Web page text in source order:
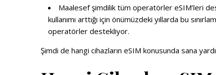
Maalesef şimdilik tüm operatörler eSIM’leri
kullanımı arttığı için önümüzdeki yıllarda bu
operatörler destekliyor.
Şimdi de hangi cihazların eSIM konusunda sana